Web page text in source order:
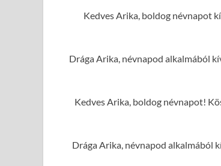
Kedves Arika, boldog névnapot
Drága Arika, névnapod alkalmából
Kedves Arika, boldog névnapot!
Drága Arika, névnapod alkalmából